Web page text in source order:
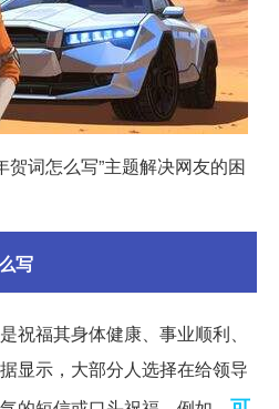
贺词怎么写”主题解决网友的困
写
祝福其身体健康、事业顺利、
显示，大部分人选择在给领导